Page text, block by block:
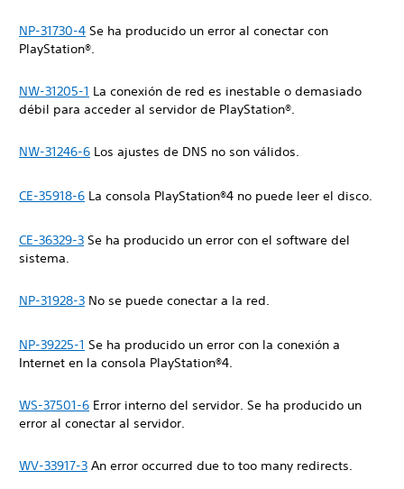
NP-31730-4 Se ha producido un error al conectar con
PlayStation®.
NW-31205-1 La conexión de red es inestable o demasiado
débil para acceder al servidor de PlayStation®.
NW-31246-6 Los ajustes de DNS no son válidos.
CE-35918-6 La consola PlayStation®4 no puede leer el disco.
CE-36329-3 Se ha producido un error con el software del
sistema.
NP-31928-3 No se puede conectar a la red.
NP-39225-1 Se ha producido un error con la conexión a
Internet en la consola PlayStation®4.
WS-37501-6 Error interno del servidor. Se ha producido un
error al conectar al servidor.
WV-33917-3 An error occurred due to too many redirects.